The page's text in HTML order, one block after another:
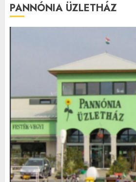
PANNÓNIA ÜZLETHÁZ